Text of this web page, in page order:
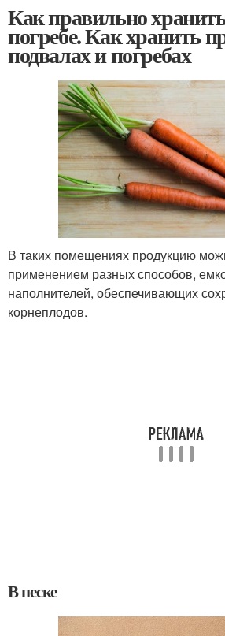
Как правильно
погребе. Как хранить
подвалах и погребах
В таких помещениях продукцию
применением разных способов,
наполнителей, обеспечивающих
корнеплодов.
В песке